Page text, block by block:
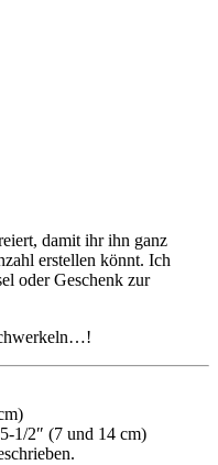
damit ihr ihn ganz
erstellen könnt. Ich
oder Geschenk zur
1/2″ (7 und 14 cm)